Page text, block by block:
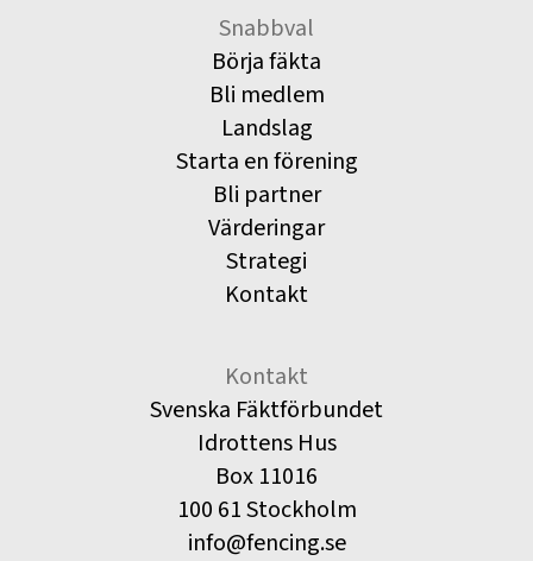
Snabbval
Börja fäkta
Bli medlem
Landslag
Starta en förening
Bli partner
Värderingar
Strategi
Kontakt
Kontakt
Svenska Fäktförbundet
Idrottens Hus
Box 11016
100 61 Stockholm
info@fencing.se